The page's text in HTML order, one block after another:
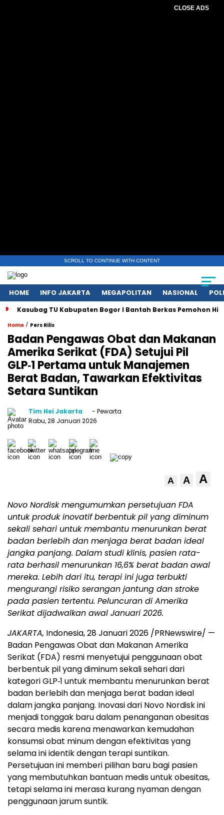
CLOSE ADS
SCROLL TO CONTINUE WITH CONTENT
HOME INFO JAKARTA MEGAPOLITAN NASIONAL
Kasubag TU Kabupaten Bogor I Bantah Berkas Pemohon
Home / Pers Rilis
Badan Pengawas Obat dan Makanan
Amerika Serikat (FDA) Setujui Pil
GLP‑1 Pertama untuk Manajemen
Berat Badan, Tawarkan Efektivitas
Setara Suntikan
Tim Hei Jakarta
- Pewarta
Rabu, 28 Januari 2026
A A A
Novo Nordisk mengumumkan persetujuan FDA
untuk produk inovatif berbentuk pil yang diminum
sekali sehari untuk membantu menurunkan berat
badan berlebih dan menjaga berat badan ideal
jangka panjang. Dalam studi klinis, pasien rata-
rata berhasil menurunkan 16,6% berat badan awal
mereka. Lebih dari itu, terapi ini juga terbukti
mengurangi risiko serangan jantung dan stroke
pada pasien tertentu. Peluncuran di Amerika
Serikat dijadwalkan awal Januari 2026.
JAKARTA, Indonesia, 28 Januari 2026 /PRNewswire/ —
Badan Pengawas Obat dan Makanan Amerika
Serikat (FDA) resmi menyetujui penggunaan obat
berbentuk pil yang diminum sekali sehari dari
kategori GLP‑1 untuk membantu menurunkan berat
badan berlebih dan menjaga berat badan ideal
dalam jangka panjang. Inovasi dari Novo Nordisk ini
menjadi tonggak baru dalam penanganan obesitas
secara medis karena menawarkan kemudahan
konsumsi obat minum dengan efektivitas yang
selama ini identik dengan terapi suntikan.
Persetujuan ini memberi pilihan baru bagi pasien
yang membutuhkan bantuan medis untuk obesitas,
tetapi selama ini merasa kurang nyaman dengan
penggunaan jarum suntik.